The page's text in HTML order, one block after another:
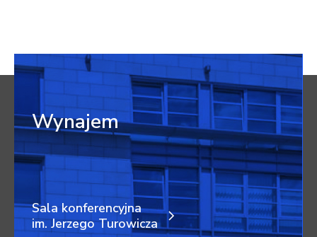
Wynajem
Sala konferencyjna
im. Jerzego Turowicza